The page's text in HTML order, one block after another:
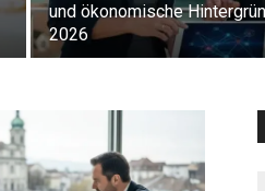
und ökonomische
2026